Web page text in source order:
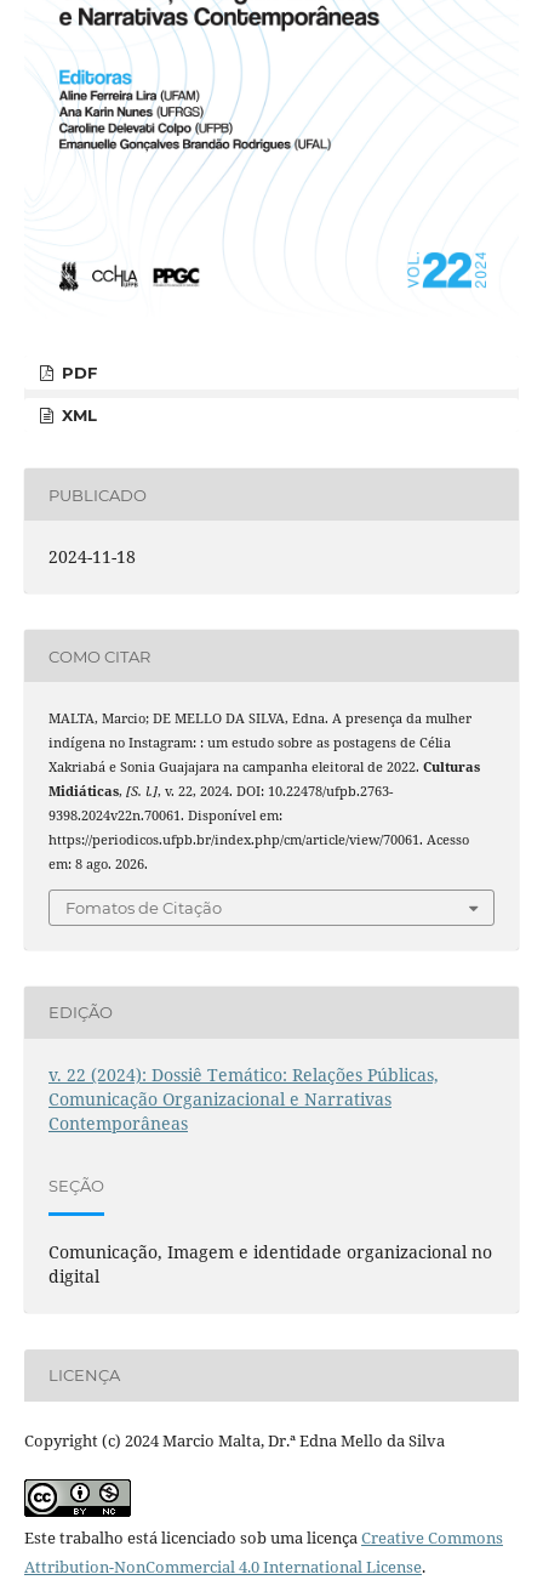
PDF
XML
PUBLICADO
2024-11-18
COMO CITAR
MALTA, Marcio; DE MELLO DA SILVA, Edna. A presença da mulher
indígena no Instagram: : um estudo sobre as postagens de Célia
Xakriabá e Sonia Guajajara na campanha eleitoral de 2022. Culturas
Midiáticas, [S. l.], v. 22, 2024. DOI: 10.22478/ufpb.2763-
9398.2024v22n.70061. Disponível em:
https://periodicos.ufpb.br/index.php/cm/article/view/70061. Acesso
em: 8 ago. 2026.
Fomatos de Citação
EDIÇÃO
v. 22 (2024): Dossiê Temático: Relações Públicas,
Comunicação Organizacional e Narrativas
Contemporâneas
SEÇÃO
Comunicação, Imagem e identidade organizacional no
digital
LICENÇA
Copyright (c) 2024 Marcio Malta, Dr.ª Edna Mello da Silva
Este trabalho está licenciado sob uma licençaCreative Commons
Attribution-NonCommercial 4.0 International License.